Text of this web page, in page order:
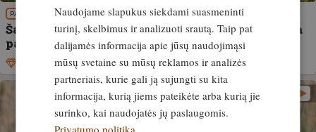
PATIRTIS
Šakalų populiacija Estijoje didėja. Situacija tampa
pavojinga mūsų keturkojams draugams!
Išskirtinis 8. rugpjūtis, 2024
Naudojame slapukus siekdami suasmeninti
turinį, skelbimus ir analizuoti srautą. Taip pat
dalijamės informacija apie jūsų naudojimąsi
mūsų svetaine su mūsų reklamos ir analizės
partneriais, kurie gali ją sujungti su kita
informacija, kurią jiems pateikėte arba kurią jie
surinko, kai naudojatės jų paslaugomis.
Privatumo politika